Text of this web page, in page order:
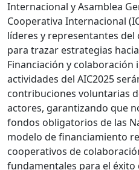
Internacional y Asamblea
Cooperativa Internacional
líderes y representantes
para trazar estrategias
Financiación y colaboración
actividades del AIC2025
contribuciones voluntarias
actores, garantizando que
fondos obligatorios de las
modelo de financiamiento
cooperativos de
fundamentales para el